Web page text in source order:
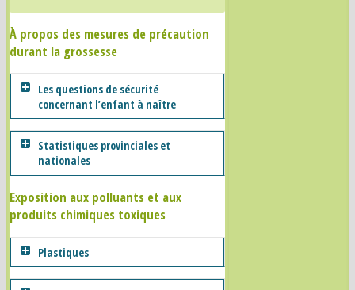
À propos des mesures de précaution
durant la grossesse
Les questions de sécurité
concernant l’enfant à naître
Statistiques provinciales et
nationales
Exposition aux polluants et aux
produits chimiques toxiques
Plastiques